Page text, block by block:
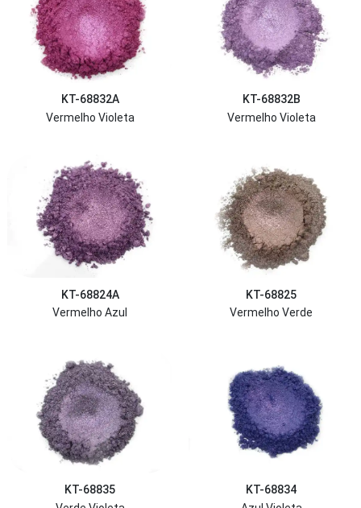
KT-68832A
Vermelho Violeta
KT-68832B
Vermelho Violeta
KT-68824A
Vermelho Azul
KT-68825
Vermelho Verde
KT-68835
KT-68834